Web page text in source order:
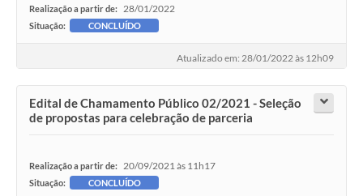
Realização a partir de: 28/01/2022
Situação: CONCLUÍDO
Atualizado em: 28/01/2022 às 12h09
Edital de Chamamento Público 02/2021 - Seleção
de propostas para celebração de parceria
Realização a partir de: 20/09/2021 às 11h17
Situação: CONCLUÍDO